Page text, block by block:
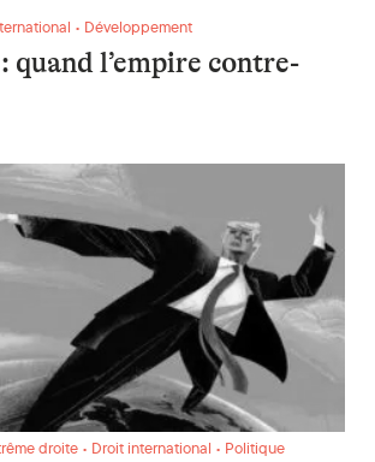
l’empire contre-attaque
• Développement
quand l’empire contre-
de la politique étrangère du MR
droite • Droit international • Politique